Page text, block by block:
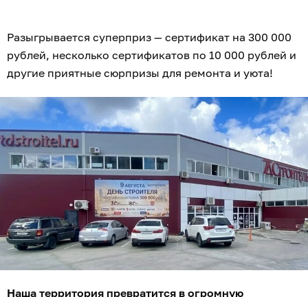
Разыгрывается суперприз — сертификат на 300 000
рублей, несколько сертификатов по 10 000 рублей и
другие приятные сюрпризы для ремонта и уюта!
Наша территория превратится в огромную